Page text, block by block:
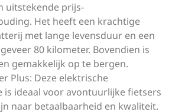
uitstekende prijs-
Het heeft een krachtige
met lange levensduur en een
80 kilometer. Bovendien is
gemakkelijk op te bergen.
Plus: Deze elektrische
is ideaal voor avontuurlijke fietsers
naar betaalbaarheid en kwaliteit.